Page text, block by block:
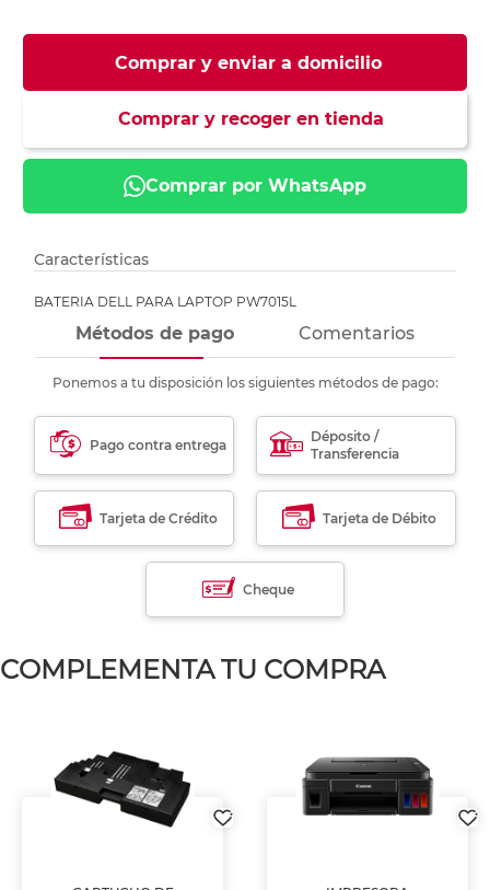
Comprar y enviar a domicilio
Comprar y recoger en tienda
Comprar por WhatsApp
Características
BATERIA DELL PARA LAPTOP PW7015L
Métodos de pago Comentarios
Ponemos a tu disposición los siguientes métodos de pago:
Pago contra entrega
Déposito /
Transferencia
Tarjeta de Crédito Tarjeta de Débito
Cheque
COMPLEMENTA TU COMPRA